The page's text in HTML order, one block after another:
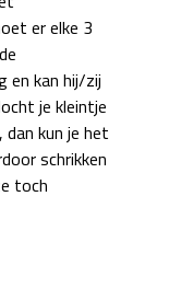
er elke 3
en kan hij/zij
je kleintje
dan kun je het
schrikken
toch